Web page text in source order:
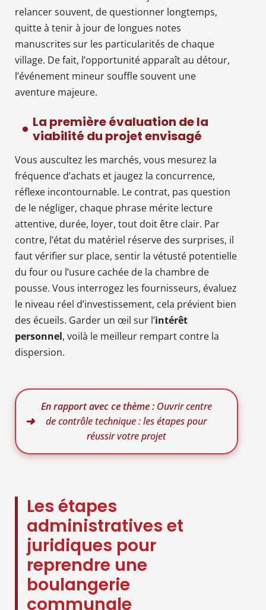
relancer souvent, de questionner longtemps,
quitte à tenir à jour de longues notes
manuscrites sur les particularités de chaque
village. De fait, l’opportunité apparaît au détour,
l’événement mineur souffle souvent une
aventure majeure.
La première évaluation de la
viabilité du projet envisagé
Vous auscultez les marchés, vous mesurez la
fréquence d’achats et jaugez la concurrence,
réflexe incontournable. Le contrat, pas question
de le négliger, chaque phrase mérite lecture
attentive, durée, loyer, tout doit être clair. Par
contre, l’état du matériel réserve des surprises, il
faut vérifier sur place, sentir la vétusté potentielle
du four ou l’usure cachée de la chambre de
pousse. Vous interrogez les fournisseurs, évaluez
le niveau réel d’investissement, cela prévient bien
des écueils. Garder un œil sur l’intérêt
personnel, voilà le meilleur rempart contre la
dispersion.
En rapport avec ce thème : Ouvrir centre
de contrôle technique : les étapes pour
réussir votre projet
Les étapes
administratives et
juridiques pour
reprendre une
boulangerie
communale